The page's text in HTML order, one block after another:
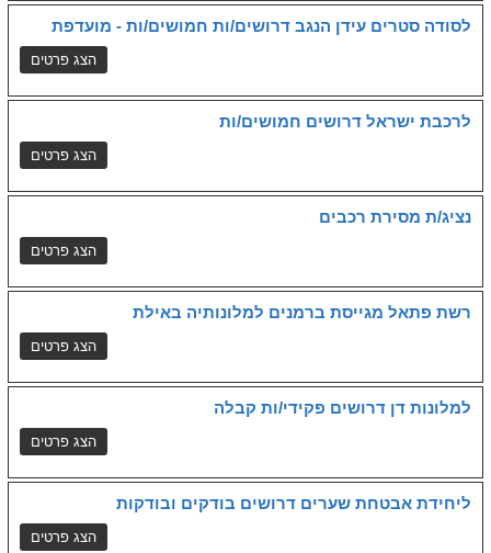
לסודה סטרים עידן הנגב דרושים/ות חמושים/ות - מועדפת
לרכבת ישראל דרושים חמושים/ות
נציג/ת מסירת רכבים
רשת פתאל מגייסת ברמנים למלונותיה באילת
למלונות דן דרושים פקידי/ות קבלה
ליחידת אבטחת שערים דרושים בודקים ובודקות